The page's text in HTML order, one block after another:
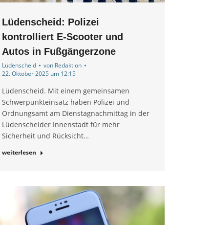
Lüdenscheid: Polizei
kontrolliert E-Scooter und
Autos in Fußgängerzone
Lüdenscheid von Redaktion
22. Oktober 2025 um 12:15
Lüdenscheid. Mit einem gemeinsamen
Schwerpunkteinsatz haben Polizei und
Ordnungsamt am Dienstagnachmittag in der
Lüdenscheider Innenstadt für mehr
Sicherheit und Rücksicht…
weiterlesen